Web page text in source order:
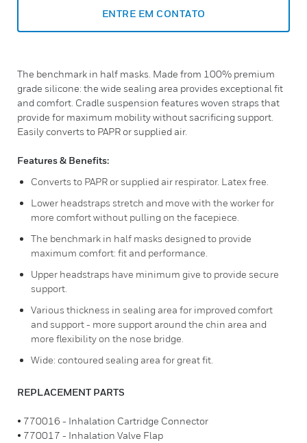
ENTRE EM CONTATO
The benchmark in half masks. Made from 100% premium
grade silicone: the wide sealing area provides exceptional fit
and comfort. Cradle suspension features woven straps that
provide for maximum mobility without sacrificing support.
Easily converts to PAPR or supplied air.
Features & Benefits:
Converts to PAPR or supplied air respirator. Latex free.
Lower headstraps stretch and move with the worker for
more comfort without pulling on the facepiece.
The benchmark in half masks designed to provide
maximum comfort: fit and performance.
Upper headstraps have minimum give to provide secure
support.
Various thickness in sealing area for improved comfort
and support - more support around the chin area and
more flexibility on the nose bridge.
Wide: contoured sealing area for great fit.
REPLACEMENT PARTS
• 770016 - Inhalation Cartridge Connector
• 770017 - Inhalation Valve Flap